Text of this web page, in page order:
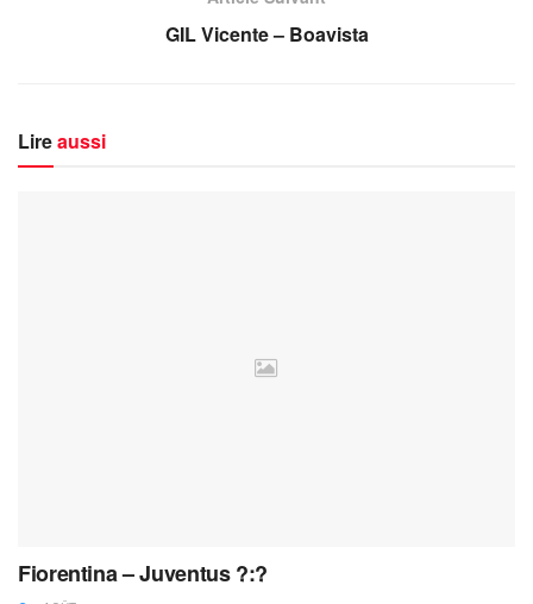
GIL Vicente – Boavista
Lireaussi
Fiorentina – Juventus ?:?